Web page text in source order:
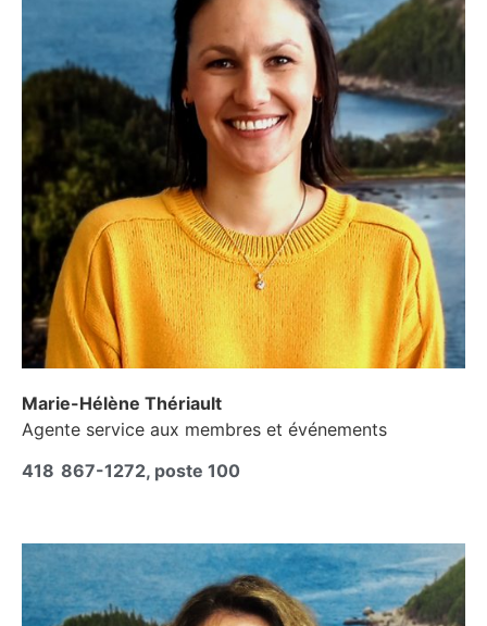
Marie-Hélène Thériault
Agente service aux membres et événements
418 867-1272, poste 100